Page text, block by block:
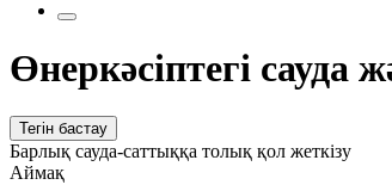
Өнеркәсіптегі
Тегін бастау
Барлық сауда-саттыққа толық қол жеткізу
Аймақ